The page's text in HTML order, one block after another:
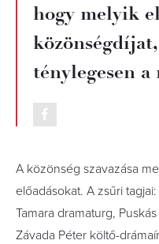
hogy melyik
ténylegesen
A közönség szavazása
előadásokat. A zsűri
Tamara dramaturg,
Závada Péter költő-